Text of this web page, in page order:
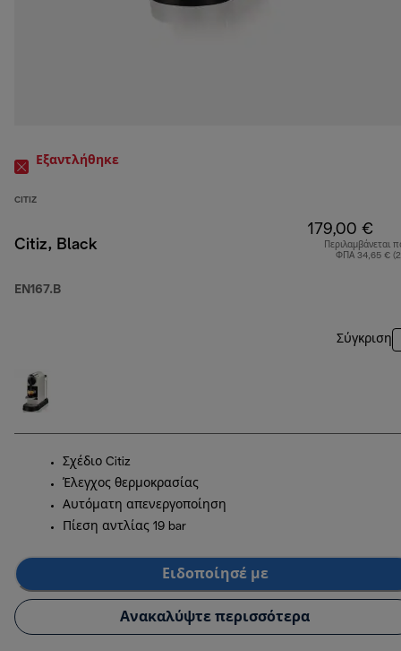
Εξαντλήθηκε
CITIZ
Citiz, Black
EN167.B
179,00 €
Περιλαμβάνεται
ΦΠΑ 34,65 €
Σύγκριση
Σχέδιο Citiz
Έλεγχος θερμοκρασίας
Αυτόματη απενεργοποίηση
Πίεση αντλίας 19 bar
Ειδοποίησέ με
Ανακαλύψτε περισσότερα